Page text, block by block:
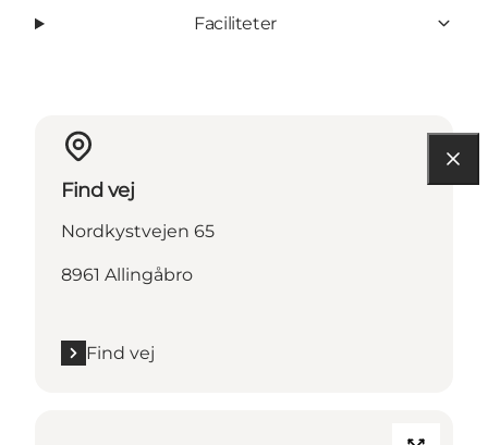
Faciliteter
Find vej
Nordkystvejen 65
8961 Allingåbro
Find vej